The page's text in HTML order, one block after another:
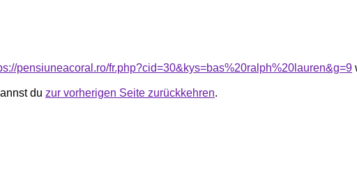
pensiuneacoral.ro/fr.php?cid=30&kys=bas%20ralph%20lauren&g=9
du zur vorherigen Seite zurückkehren.